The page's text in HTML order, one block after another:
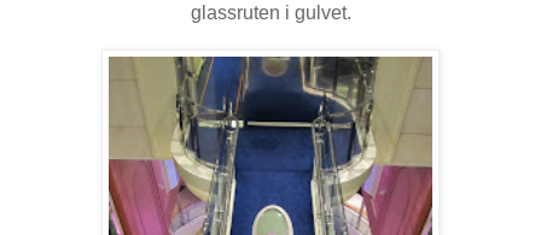
glassruten i gulvet.